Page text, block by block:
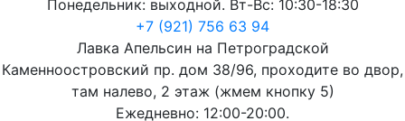
Понедельник: выходной. Вт-Вс: 10:30-18:30
+7 (921) 756 63 94
Лавка Апельсин на Петроградской
Каменноостровский пр. дом 38/96, проходите во двор,
там налево, 2 этаж (жмем кнопку 5)
Ежедневно: 12:00-20:00.